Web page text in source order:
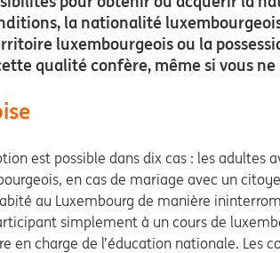
la nationalité
luxembourgeois ou la
qualité confère, même si vous ne
est possible dans dix cas : les
en cas de mariage avec un
au Luxembourg de manière
simplement à un cours de
en charge de l’éducation nationale. Les